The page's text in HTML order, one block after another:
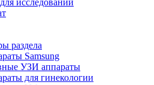
раздела
Samsung
УЗИ аппараты
для гинекологии